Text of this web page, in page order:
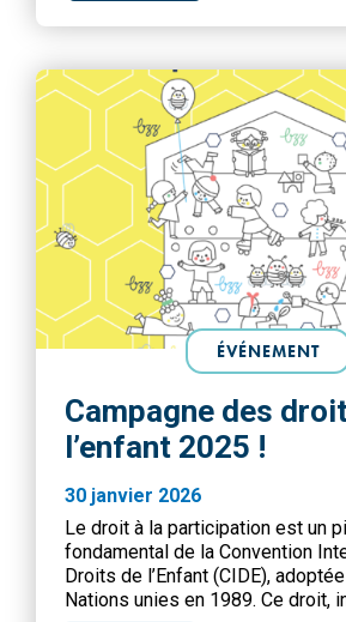
ÉVÉNEMENT
Campagne des
l’enfant 2025 !
30 janvier 2026
Le droit à la participation est un
fondamental de la Convention
Droits de l’Enfant (CIDE),
Nations unies en 1989. Ce droit,